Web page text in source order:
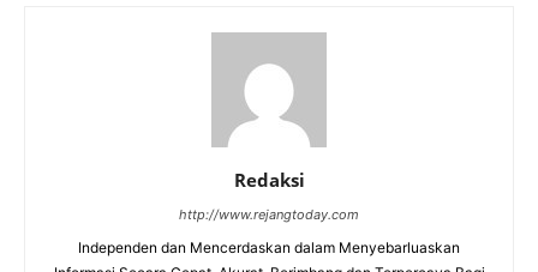
Redaksi
http://www.rejangtoday.com
Independen dan Mencerdaskan dalam Menyebarluaskan